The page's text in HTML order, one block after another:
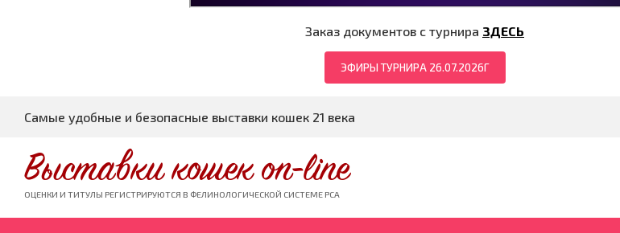
Заказ документов с турнира ЗДЕСЬ
ЭФИРЫ ТУРНИРА 26.07.2026Г
Самые удобные и безопасные выставки кошек 21 века
Выставки кошек on-line
ОЦЕНКИ И ТИТУЛЫ РЕГИСТРИРУЮТСЯ В ФЕЛИНОЛОГИЧЕСКОЙ СИСТЕМЕ PCA